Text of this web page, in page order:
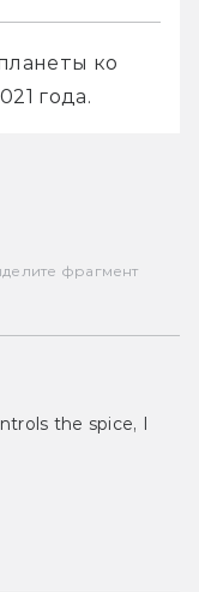
ко
года.
фрагмент
the spice, I